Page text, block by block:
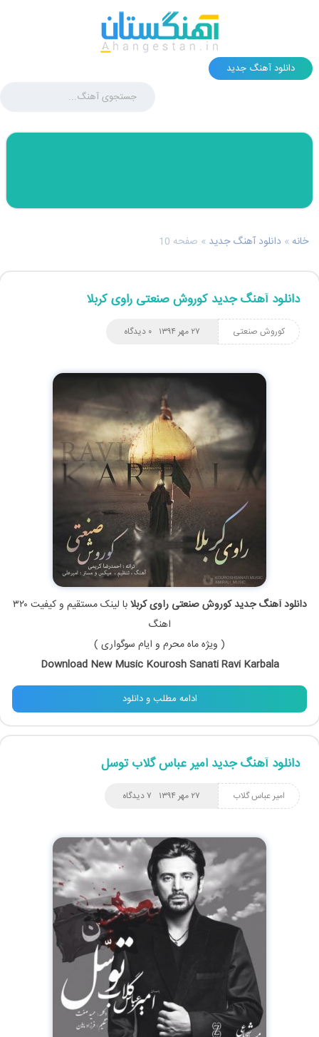
دانلود آهنگ جديد
خانه » دانلود آهنگ جديد » صفحه 10
دانلود آهنگ جدید کوروش صنعتی راوی کربلا
کوروش صنعتی ۰ دیدگاه ۲۷ مهر ۱۳۹۴
دانلود آهنگ جدید کوروش صنعتی راوی کربلا
با لینک مستقیم و کیفیت ۳۲۰
اهنگ
( ویژه ماه محرم و ایام سوگواری )
Download New Music Kourosh Sanati Ravi Karbala
ادامه مطلب و دانلود
دانلود آهنگ جدید امیر عباس گلاب توسل
امیر عباس گلاب ۷ دیدگاه ۲۷ مهر ۱۳۹۴